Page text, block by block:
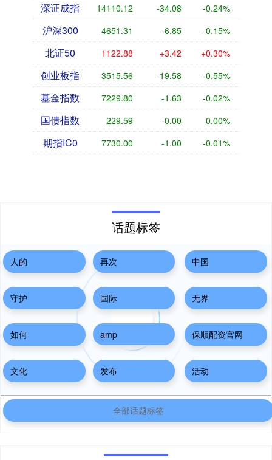
深证成指 14110.12 -34.08 -0.24%
沪深300 4651.31 -6.85 -0.15%
北证50 1122.88 +3.42 +0.30%
创业板指 3515.56 -19.58 -0.55%
基金指数 7229.80 -1.63 -0.02%
国债指数 229.59 -0.00 0.00%
期指IC0 7730.00 -1.00 -0.01%
话题标签
人的 再次 中国
守护 国际 无界
如何 amp 保顺配资官网
文化 发布 活动
全部话题标签